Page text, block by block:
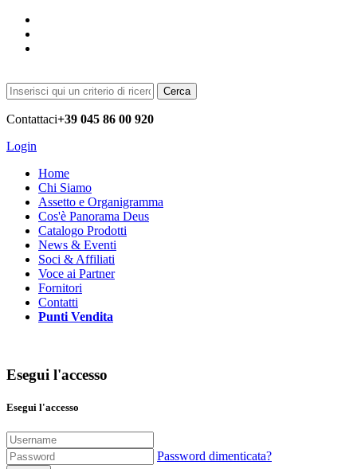
Cerca
Contattaci+39 045 86 00 920
Login
Home
Chi Siamo
Assetto e Organigramma
Cos'è Panorama Deus
Catalogo Prodotti
News & Eventi
Soci & Affiliati
Voce ai Partner
Fornitori
Contatti
Punti Vendita
Esegui l'accesso
Esegui l'accesso
Password dimenticata?